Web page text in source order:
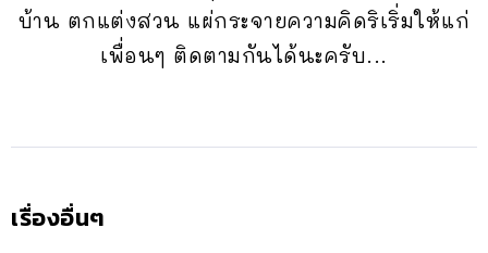
บ้าน ตกแต่งสวน แผ่กระจายความคิดริเริ่มให้แก่
เพื่อนๆ ติดตามกันได้นะครับ...
เรื่องอื่นๆ